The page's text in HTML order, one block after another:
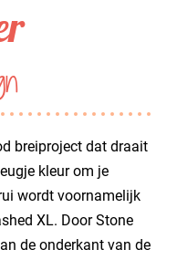
breiproject dat draait
kleur om je
wordt voornamelijk
XL. Door Stone
de onderkant van de